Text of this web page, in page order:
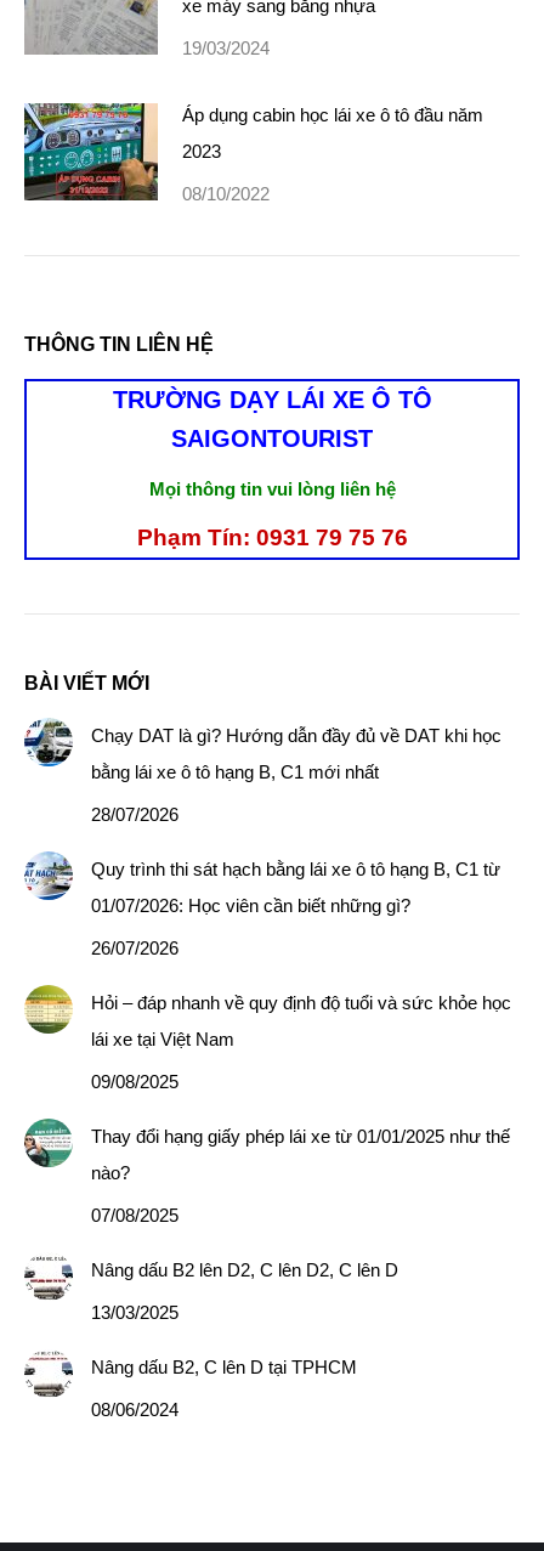
xe máy sang bằng nhựa
19/03/2024
Áp dụng cabin học lái xe ô tô đầu năm
2023
08/10/2022
THÔNG TIN LIÊN HỆ
TRƯỜNG DẠY LÁI XE Ô TÔ
SAIGONTOURIST
Mọi thông tin vui lòng liên hệ
Phạm Tín: 0931 79 75 76
BÀI VIẾT MỚI
Chạy DAT là gì? Hướng dẫn đầy đủ về DAT khi học
bằng lái xe ô tô hạng B, C1 mới nhất
28/07/2026
Quy trình thi sát hạch bằng lái xe ô tô hạng B, C1 từ
01/07/2026: Học viên cần biết những gì?
26/07/2026
Hỏi – đáp nhanh về quy định độ tuổi và sức khỏe học
lái xe tại Việt Nam
09/08/2025
Thay đổi hạng giấy phép lái xe từ 01/01/2025 như thế
nào?
07/08/2025
Nâng dấu B2 lên D2, C lên D2, C lên D
13/03/2025
Nâng dấu B2, C lên D tại TPHCM
08/06/2024